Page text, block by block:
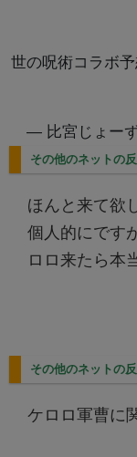
世の呪術コラボ
— 比宮じょー
その他のネットの
ほんと来て欲
個人的にです
ロロ来たら本
その他のネットの
ケロロ軍曹に